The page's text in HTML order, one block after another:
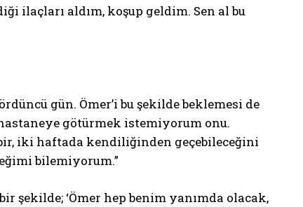
ilaçları aldım, koşup geldim. Sen al bu
gün. Ömer’i bu şekilde beklemesi de
götürmek istemiyorum onu.
iki haftada kendiliğinden geçebileceğini
bilemiyorum.”
şekilde; ‘Ömer hep benim yanımda olacak,